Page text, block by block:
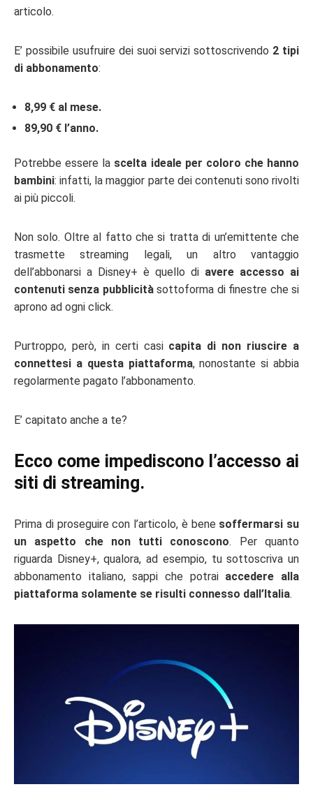
articolo.
E’ possibile usufruire dei suoi servizi sottoscrivendo 2 tipi
di abbonamento:
8,99 € al mese.
89,90 € l’anno.
Potrebbe essere la scelta ideale per coloro che hanno
bambini: infatti, la maggior parte dei contenuti sono rivolti
ai più piccoli.
Non solo. Oltre al fatto che si tratta di un’emittente che
trasmette streaming legali, un altro vantaggio
dell’abbonarsi a Disney+ è quello di avere accesso ai
contenuti senza pubblicitàsottoforma di finestre che si
aprono ad ogni click.
Purtroppo, però, in certi casi capita di non riuscire a
connettesi a questa piattaforma, nonostante si abbia
regolarmente pagato l’abbonamento.
E’ capitato anche a te?
Ecco come impediscono l’accesso ai
siti di streaming.
Prima di proseguire con l’articolo, è bene soffermarsi su
un aspetto che non tutti conoscono. Per quanto
riguarda Disney+, qualora, ad esempio, tu sottoscriva un
abbonamento italiano, sappi che potrai accedere alla
piattaforma solamente se risulti connesso dall’Italia.